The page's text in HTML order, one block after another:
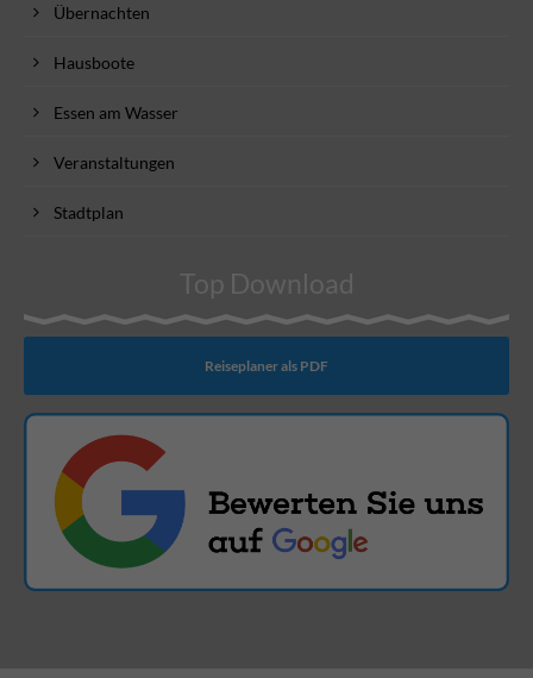
Übernachten
Hausboote
Essen am Wasser
Veranstaltungen
Stadtplan
Top Download
Reiseplaner als PDF